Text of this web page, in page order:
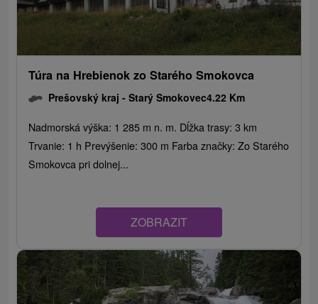
Túra na Hrebienok zo Starého Smokovca
Prešovský kraj -Starý Smokovec4.22 Km
Nadmorská výška: 1 285 m n. m. Dĺžka trasy: 3 km
Trvanie: 1 h Prevýšenie: 300 m Farba značky: Zo Starého
Smokovca pri dolnej...
ZOBRAZIT